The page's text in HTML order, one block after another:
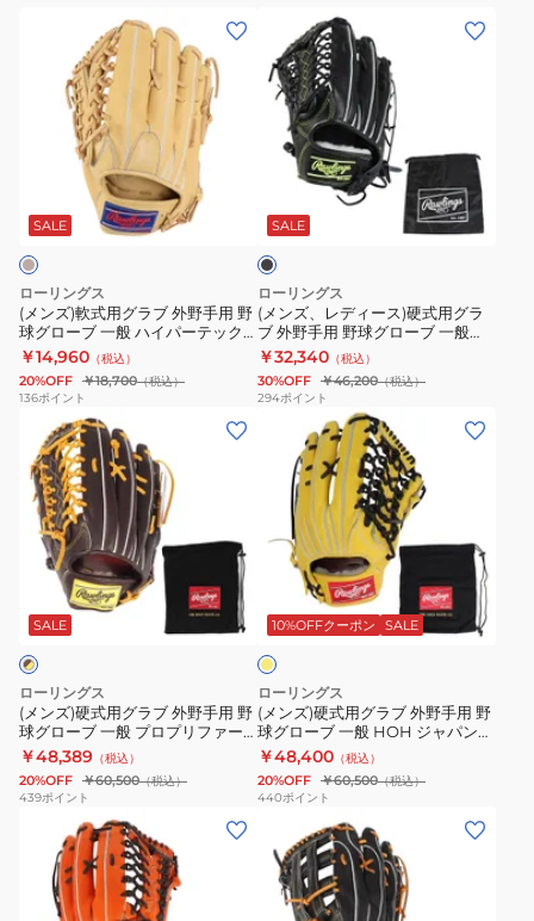
ラ
ブ
外
野
手
用
野
ロ
ー
ハ
イ
パ
ー
テ
ッ
ク
SALE
ローリングス
(メンズ)軟式用グラブ 外野手用 野
球グローブ 一般 ハイパーテック
R2G 左投げ用 GR5HTB88FS-
CAM-RH
￥14,960 （税込）
20%OFF ￥18,700（税込）
136ポイント
ズ、
ス)
硬
式
用
グ
ラ
ブ
野
ロ
ー
ブ
一
般
HOH
ラ
ジ
SALE
ブ
ラ
ッ
ローリングス
(メンズ、レディース)硬式用グラ
ブ 外野手用 野球グローブ 一般
HOH ライジングスター COMB
左投げ用 GH5HRB870-B-RH
￥32,340 （税込）
30%OFF ￥46,200（税込）
294ポイント
ズ)
硬
ラ
ブ
外
野
手
用
野
SALE
ローリングス
(メンズ)硬式用グラブ 外野手用 野
球グローブ 一般 プロプリファー
ド 左投用 GH4PRB88FS-
MO/GT-RH
￥48,389 （税込）
20%OFF ￥60,500（税込）
439ポイント
式
ラ
ブ
外
野
手
用
野
グ
10%OFFクーポン SALE
イ
エ
ローリングス
(メンズ)硬式用グラブ 外野手用 野
球グローブ 一般 HOH ジャパン
GH5HJR89-LIME
￥48,400 （税込）
20%OFF ￥60,500（税込）
440ポイント
ン
ズ)